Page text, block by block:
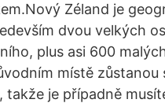
Zéland je
dvou velkých
plus asi 600
místě zůstanou
takže je případně